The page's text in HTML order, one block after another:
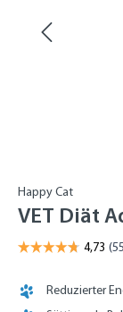
Happy Cat
VET Diät
Reduzierter